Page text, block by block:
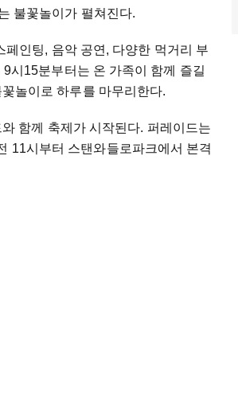
불꽃놀이가 펼쳐진다.
인팅, 음악 공연, 다양한 먹거리 부
시15분부터는 온 가족이 함께 즐길
놀이로 하루를 마무리한다.
함께 축제가 시작된다. 퍼레이드는
11시부터 스탠와들로파크에서 본격